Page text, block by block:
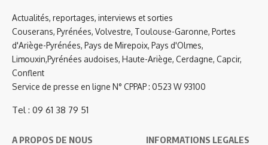
Actualités, reportages, interviews et sorties
Couserans, Pyrénées, Volvestre, Toulouse-Garonne, Portes
d'Ariège-Pyrénées, Pays de Mirepoix, Pays d'Olmes,
Limouxin,Pyrénées audoises, Haute-Ariège, Cerdagne, Capcir,
Conflent
Service de presse en ligne N° CPPAP : 0523 W 93100
Tel : 09 61 38 79 51
A PROPOS DE NOUS INFORMATIONS LEGALES